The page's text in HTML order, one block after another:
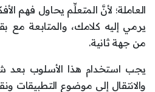
العاملة؛ لأنَّ المتعلِّم يحاول فهم
يرمي إليه كلامك، والمتابعة مع
من جهة ثانية.
يجب استخدام هذا الأسلوب
والانتقال إلى موضوع التطبيقات